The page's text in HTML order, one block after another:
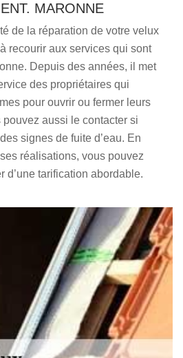
MARONNE
de la réparation de votre velux
recourir aux services qui sont
Depuis des années, il met
des propriétaires qui
pour ouvrir ou fermer leurs
pouvez aussi le contacter si
signes de fuite d’eau. En
réalisations, vous pouvez
d’une tarification abordable.